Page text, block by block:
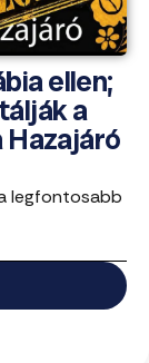
ellen;
a
Hazajáró
legfontosabb